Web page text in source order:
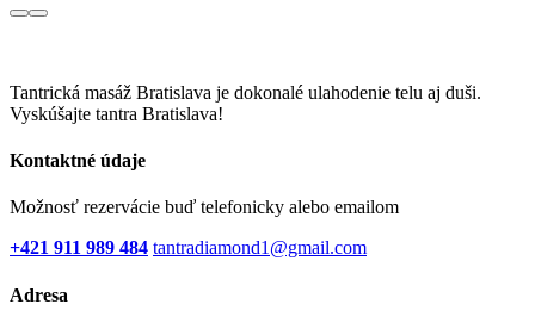
Tantrická masáž Bratislava je dokonalé ulahodenie telu aj duši.
Vyskúšajte tantra Bratislava!
Kontaktné údaje
Možnosť rezervácie buď telefonicky alebo emailom
+421 911 989 484 tantradiamond1@gmail.com
Adresa